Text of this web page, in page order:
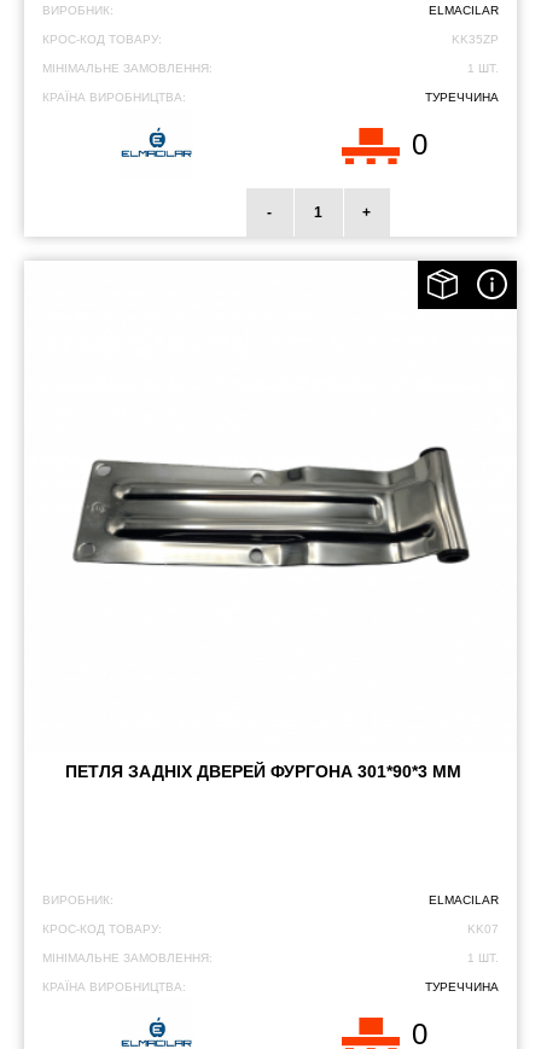
ВИРОБНИК: ELMACILAR
КРОС-КОД ТОВАРУ: KK35ZP
МІНІМАЛЬНЕ ЗАМОВЛЕННЯ: 1 ШТ.
КРАЇНА ВИРОБНИЦТВА: ТУРЕЧЧИНА
0
- +
ПЕТЛЯ ЗАДНІХ ДВЕРЕЙ ФУРГОНА 301*90*3 ММ
ВИРОБНИК: ELMACILAR
КРОС-КОД ТОВАРУ: KK07
МІНІМАЛЬНЕ ЗАМОВЛЕННЯ: 1 ШТ.
КРАЇНА ВИРОБНИЦТВА: ТУРЕЧЧИНА
0